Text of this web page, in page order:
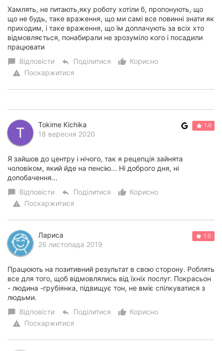
Хамлять, не питають,яку роботу хотіли б, пропонують, що
що не будь, таке враження, що ми самі все повинні знати як
приходим, і таке враження, що їм доплачують за всіх хто
відмовляється, понабирали не зрозуміло кого і посадили
працювати
chat_bubble Відповісти reply Поділитися thumb_up_alt
Корисно
warning Поскаржитися
Tokime Kichika
18 вересня 2020
1.0
Я зайшов до центру і нічого, так я рецепція зайнята
чоловіком, який йде на пенсію... Ні доброго дня, ні
допобачення...
chat_bubble Відповісти reply Поділитися thumb_up_alt
Корисно
warning Поскаржитися
Лариса
26 листопада 2019
1.0
Працюють на позитивний результат в свою сторону. Роблять
все для того, щоб відмовлялись від їхніх послуг. Покрасьон
- людина -грубіянка, підвищує тон, не вміє спілкуватися з
людьми.
chat_bubble Відповісти reply Поділитися thumb_up_alt
Корисно
warning Поскаржитися